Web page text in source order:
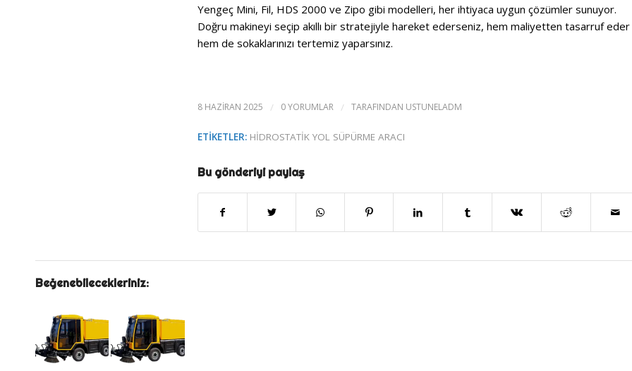
Yengeç Mini, Fil, HDS 2000 ve Zipo gibi modelleri, her ihtiyaca uygun çözümler sunuyor.
Doğru makineyi seçip akıllı bir stratejiyle hareket ederseniz, hem maliyetten tasarruf eder
hem de sokaklarınızı tertemiz yaparsınız.
8 HAZIRAN 2025 / 0 YORUMLAR / TARAFINDAN USTUNELADM
ETIKETLER: HIDROSTATIK YOL SÜPÜRME ARACI
Bu gönderiyi paylaş
Beğenebilecekleriniz: